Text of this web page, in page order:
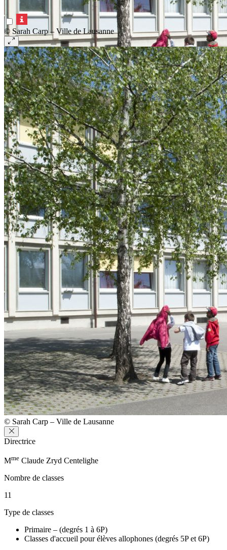
© Sarah Carp – Ville de Lausanne
© Sarah Carp – Ville de Lausanne
Directrice
Mme Claude Zryd Centelighe
Nombre de classes
11
Type de classes
Primaire – (degrés 1 à 6P)
Classes d'accueil pour élèves allophones (degrés 5P et 6P)